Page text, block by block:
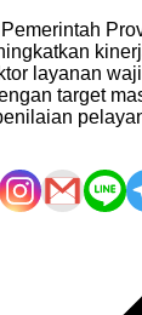
layanan
target